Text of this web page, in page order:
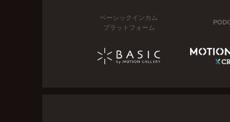
ベーシックインカム
プラットフォーム